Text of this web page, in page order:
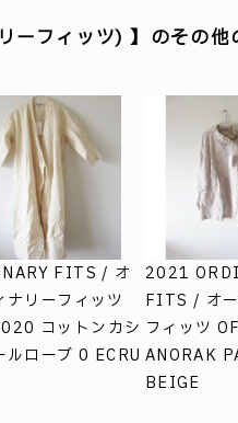
ーフィッツ) 】のその他
FITS / オ
ナリーフィッツ
コットンカシ
ルローブ 0 ECRU
2021
FITS / オ
フィッツ
ANORAK
BEIGE